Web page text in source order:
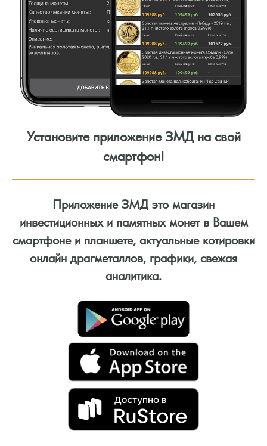
Установите приложение ЗМД на свой
смартфон!
Приложение ЗМД это магазин
инвестиционных и памятных монет в Вашем
смартфоне и планшете, актуальные котировки
онлайн драгметаллов, графики, свежая
аналитика.